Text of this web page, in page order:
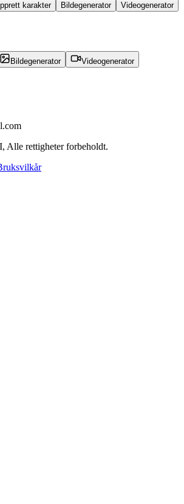
karakter Bildegenerator
Videogenerator
Bildegenerator
Videogenerator
Alle rettigheter forbeholdt.